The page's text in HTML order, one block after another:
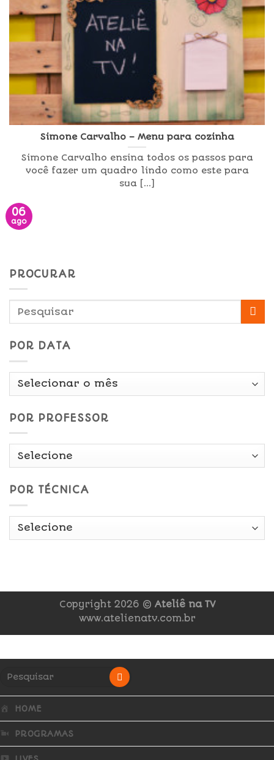
Simone Carvalho – Menu para cozinha
Simone Carvalho ensina todos os passos para
você fazer um quadro lindo como este para
sua [...]
06
ago
PROCURAR
POR DATA
Por
POR PROFESSOR
POR TÉCNICA
Copyright 2026 © Ateliê na TV
www.atelienatv.com.br
HOME
PROGRAMAS